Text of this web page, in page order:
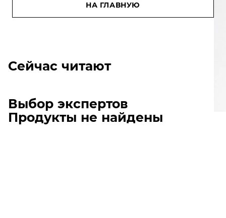
НА ГЛАВНУЮ
Сейчас читают
Выбор экспертов
Продукты не найдены